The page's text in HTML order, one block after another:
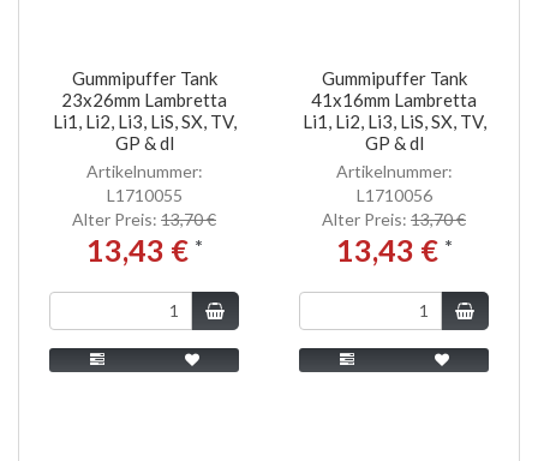
Gummipuffer Tank
23x26mm Lambretta
Li1, Li2, Li3, LiS, SX, TV,
GP & dl
Artikelnummer:
L1710055
Alter Preis: 13,70 €
13,43 € *
Gummipuffer Tank
41x16mm Lambretta
Li1, Li2, Li3, LiS, SX, TV,
GP & dl
Artikelnummer:
L1710056
Alter Preis: 13,70 €
13,43 € *